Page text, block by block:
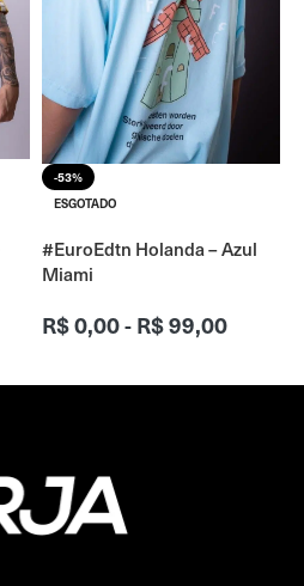
-53%
ESGOTADO
#EuroEdtn Holanda – Azul
Miami
R$0,00-R$99,00